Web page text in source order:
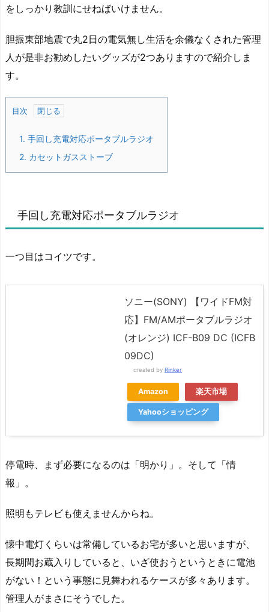
をしっかり教訓にせねばいけません。
胆振東部地震で丸2日の電気無し生活を余儀なくされた管理
人が是非お勧めしたいグッズが2つありますので紹介しま
す。
目次
1. 手回し充電対応ポータブルラジオ
2. カセットガスストーブ
手回し充電対応ポータブルラジオ
一つ目はコイツです。
ソニー(SONY) 【ワイドFM対
応】FM/AMポータブルラジオ
(オレンジ) ICF-B09 DC (ICFB
09DC)
created by Rinker
Amazon 楽天市場
Yahooショッピング
停電時、まず必要になるのは「明かり」。そして「情
報」。
照明もテレビも使えませんからね。
懐中電灯くらいは常備しているお宅が多いと思いますが、
長期間お蔵入りしていると、いざ使おうというときに電池
がない！という事態に見舞われるケースが多々あります。
管理人がまさにそうでした。